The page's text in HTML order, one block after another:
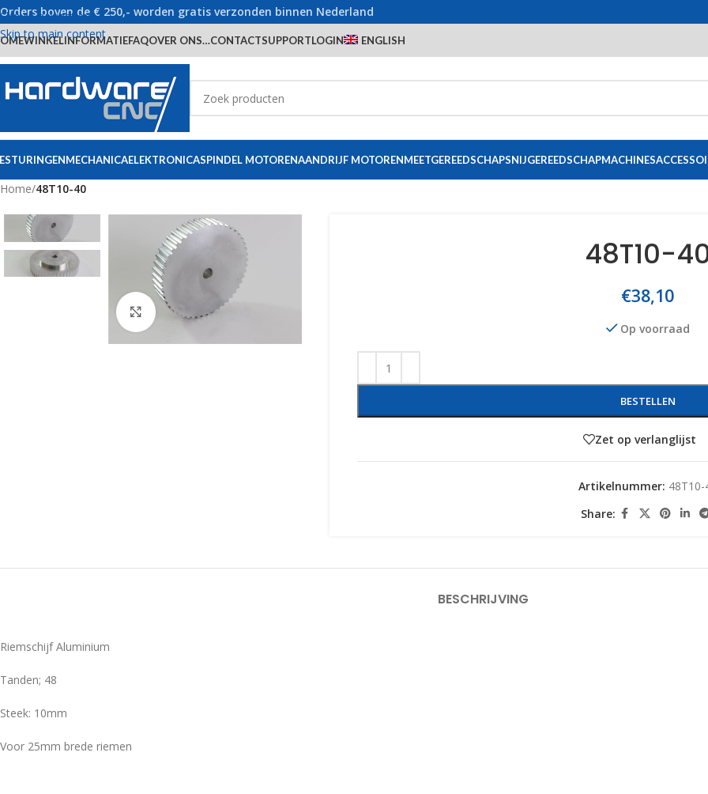
Skip to navigation
Skip to main content
Orders boven de € 250,- worden gratis verzonden binnen Nederland
WINKELINFORMATIEFAQOVER ONS…CONTACTSUPPORTLOGIN ENGLISH
MECHANICAELEKTRONICASPINDEL MOTORENAANDRIJF MOTORENMEETGEREEDSCHAPSNIJGEREEDSCHAPMACHINES
Home/48T10-40
Click to enlarge
48T10-
€38,10
Op voorraad
BESTELLEN
Zet op verlanglijst
Artikelnummer: 48T10-
Share:
BESCHRIJVING
Riemschijf Aluminium
Tanden; 48
Steek: 10mm
Voor 25mm brede riemen